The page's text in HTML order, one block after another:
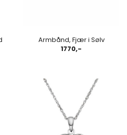
Armbånd, Fjær i Sølv
1770,-